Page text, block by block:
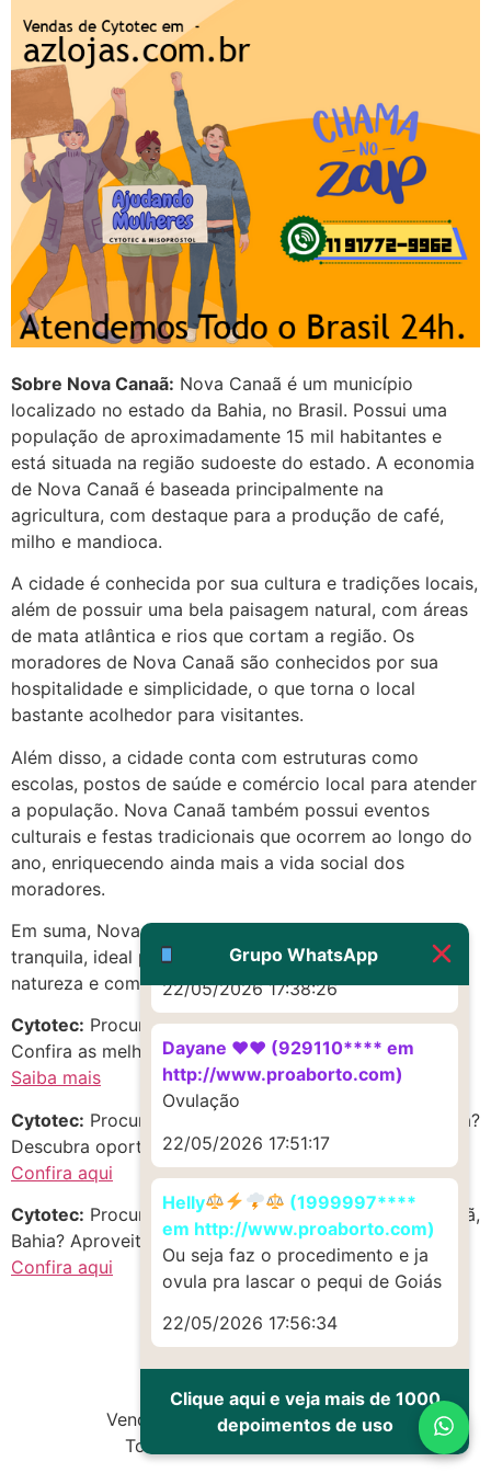
Sobre Nova Canaã: Nova Canaã é um município
localizado no estado da Bahia, no Brasil. Possui uma
população de aproximadamente 15 mil habitantes e
está situada na região sudoeste do estado. A economia
de Nova Canaã é baseada principalmente na
agricultura, com destaque para a produção de café,
milho e mandioca.
A cidade é conhecida por sua cultura e tradições locais,
além de possuir uma bela paisagem natural, com áreas
de mata atlântica e rios que cortam a região. Os
moradores de Nova Canaã são conhecidos por sua
hospitalidade e simplicidade, o que torna o local
bastante acolhedor para visitantes.
Além disso, a cidade conta com estruturas como
escolas, postos de saúde e comércio local para atender
a população. Nova Canaã também possui eventos
culturais e festas tradicionais que ocorrem ao longo do
ano, enriquecendo ainda mais a vida social dos
moradores.
Em suma, Nova Canaã é uma cidade encantadora e
tranquila, ideal para quem busca contato com a
natureza e com a vida simples do interior.
Cytotec: Procurando citotek em Nova Canaã, Bahia?
Confira as melhores opções!
Saiba mais
Cytotec: Procurando c.i.t.o.t.e.q.u.e no estado de Bahia?
Descubra oportunidades incríveis!
Confira aqui
Cytotec: Procurando citoteque em Centro, Nova Canaã,
Bahia? Aproveite as melhores opções do momento!
Confira aqui
Vendas de Cytotec e Misoprostol
Todos os direitos reservados
Grupo WhatsApp
em http://www.proaborto.com)
Entao q seja
22/05/2026 17:09:25
G (1199866**** em
http://www.proaborto.com)
Mulheres vocês sabem dizer
quem já tomou os remédio se
depois que para de menstruar
começa a sair um líquido
transparente, se é normal ?
22/05/2026 17:10:05
(879121**** em
http://www.proaborto.com)
Deve ser normal
22/05/2026 17:19:15
http://www.proaborto.com)
Eu acho, não sei
22/05/2026 17:19:16
(879121**** em
Deve ser um corrimento normal
mesmo
22/05/2026 17:19:47
http://www.proaborto.com)
Muito obrigadaaaaa
22/05/2026 17:38:26
Dayane ♥️♥️ (929110**** em
http://www.proaborto.com)
Ovulação
22/05/2026 17:51:17
Helly
(1999997****
em http://www.proaborto.com)
Ou seja faz o procedimento e ja
ovula pra lascar o pequi de Goiás
22/05/2026 17:56:34
Clique aqui e veja mais de 1000
depoimentos de uso